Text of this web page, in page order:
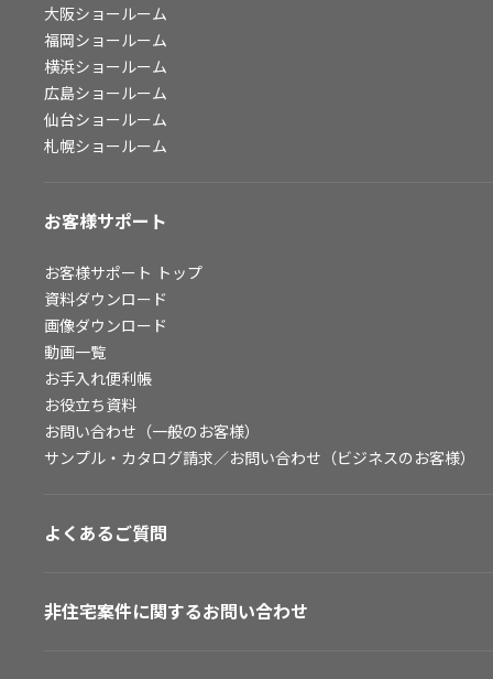
大阪ショールーム
福岡ショールーム
横浜ショールーム
広島ショールーム
仙台ショールーム
札幌ショールーム
お客様サポート
お客様サポート トップ
資料ダウンロード
画像ダウンロード
動画一覧
お手入れ便利帳
お役立ち資料
お問い合わせ（一般のお客様）
サンプル・カタログ請求／お問い合わせ（ビジネスのお客様）
よくあるご質問
非住宅案件に関するお問い合わせ